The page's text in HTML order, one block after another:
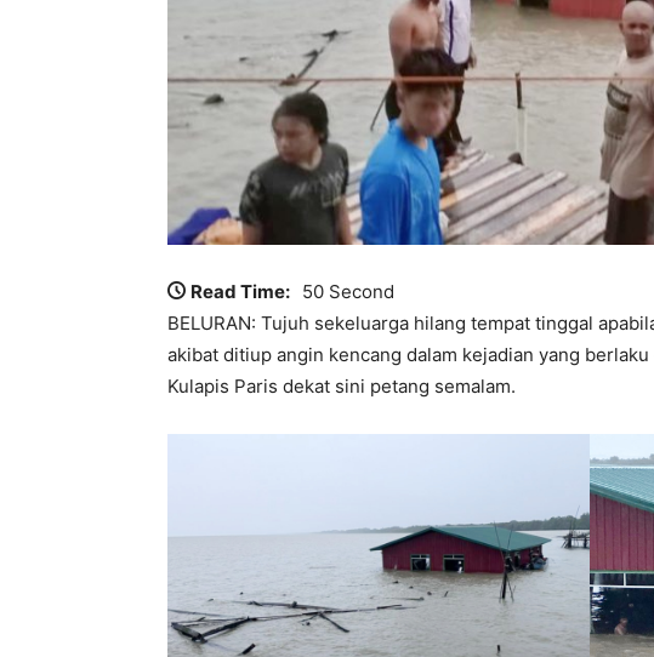
Read Time: 50 Second
BELURAN: Tujuh sekeluarga hilang tempat tinggal
akibat ditiup angin kencang dalam kejadian yang
Kulapis Paris dekat sini petang semalam.